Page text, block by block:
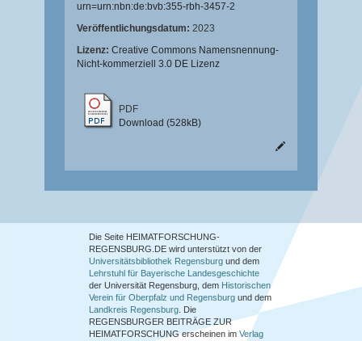
urn=urn:nbn:de:bvb:355-rbh-3457-2
Veröffentlichungsdatum: 2023
Lizenz: Creative Commons Namensnennung-
Nicht-kommerziell 3.0 DE Lizenz
PDF
Download (528kB)
Die Seite HEIMATFORSCHUNG-
REGENSBURG.DE wird unterstützt von der
Universitätsbibliothek Regensburg und dem
Lehrstuhl für Bayerische Landesgeschichte
der Universität Regensburg, dem Historischen
Verein für Oberpfalz und Regensburg und dem
Landkreis Regensburg . Die
REGENSBURGER BEITRÄGE ZUR
HEIMATFORSCHUNGerscheinen im Verlag